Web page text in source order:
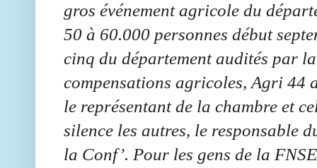
gros événement agricole du
50 à 60.000 personnes début
cinq du département audités par
compensations agricoles, Agri 44
le représentant de la chambre et
silence les autres, le responsable
la Conf’. Pour les gens de la